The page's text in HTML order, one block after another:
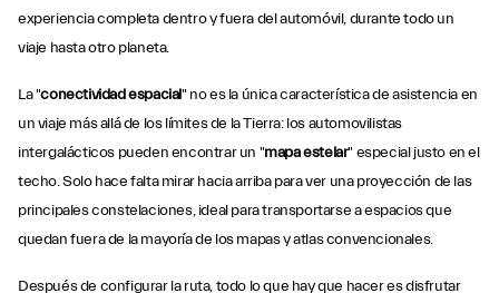
experiencia completa dentro y fuera del automóvil, durante todo un
viaje hasta otro planeta.
La "conectividad espacial" no es la única característica de asistencia en
un viaje más allá de los límites de la Tierra: los automovilistas
intergalácticos pueden encontrar un "mapa estelar" especial justo en el
techo. Solo hace falta mirar hacia arriba para ver una proyección de las
principales constelaciones, ideal para transportarse a espacios que
quedan fuera de la mayoría de los mapas y atlas convencionales.
Después de configurar la ruta, todo lo que hay que hacer es disfrutar